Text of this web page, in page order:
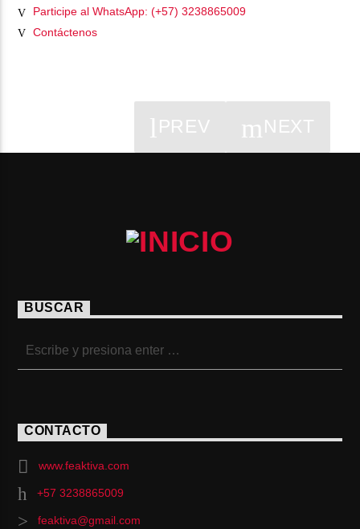
Participe al WhatsApp: (+57) 3238865009
Contáctenos
PREV NEXT
BUSCAR
CONTACTO
www.feaktiva.com
+57 3238865009
feaktiva@gmail.com